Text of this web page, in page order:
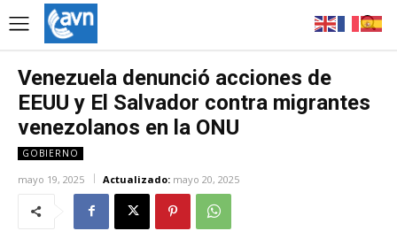
Venezuela denunció acciones de
EEUU y El Salvador contra migrantes
venezolanos en la ONU
GOBIERNO
mayo 19, 2025 Actualizado: mayo 20, 2025